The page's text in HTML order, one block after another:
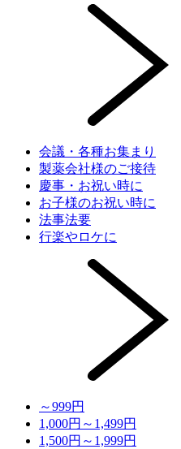
会議・各種お集まり
製薬会社様のご接待
慶事・お祝い時に
お子様のお祝い時に
法事法要
行楽やロケに
～999円
1,000円～1,499円
1,500円～1,999円